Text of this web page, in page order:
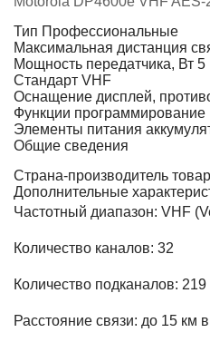
Тип Профессиональные
Максимальная дистанция
Мощность передатчика, Вт 5
Стандарт VHF
Оснащение дисплей,
Функции программирование
Элементы питания
Общие сведения
Страна-производитель
Дополнительные
Частотный диапазон: VHF
Количество каналов: 32
Количество подканалов: 219
Расстояние связи: до 15 км